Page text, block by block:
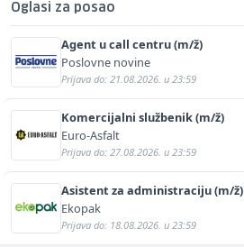
Oglasi za posao
Agent u call centru (m/ž)
Poslovne novine
Prijava do: 21.08.2026. u 23:59
Komercijalni službenik (m/ž)
Euro-Asfalt
Prijava do: 27.08.2026. u 23:59
Asistent za administraciju (m/ž)
Ekopak
Prijava do: 18.08.2026. u 23:59